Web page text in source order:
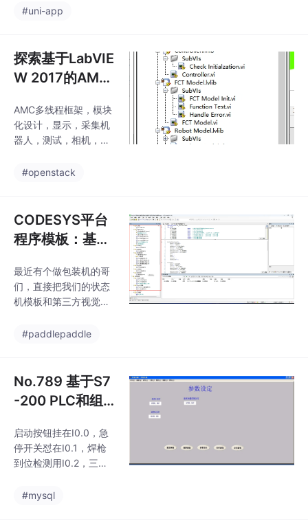
a...
实现实时监控管理。系
连接，具备设备管理、
数据采集、状态监控和I
O控制等核心功能。
#uni-app
探索基于LabVIE
W 2017的AMC
人项目
AMC多线程框架，模块
化设计，显示，采集机
器人，测试，相机，主
IEW源吗。版本是LabVI
基于LabVIEW 2017的
机器人项目，其中用到
了AMC多线程框架以及
念，今天就来和大家分
享分享。
#openstack
CODESYS平台
程序模板：基于
编程思路及自动
化常用功能库全
最近有个做包装机的哥
们，直接把我们的状态
机模板和第三方视觉库
前要两周的开发任务。
那些让人头大的状态转
换，变成了可视化的跳
转逻辑。工业自动化这
人头秃的瞬间：每次项
目都要重新造轮子，设
备联调时发现程序结构
代码就像在破译外星密
#paddlepaddle
No.789 基于S7
-200 PLC和组
器人控制系 带解
释的梯形图程
启动按钮挂在I0.0，急
停开关怼在I0.1，焊枪
到位检测用I0.2，三个
0.5。说到坑点，第一次
#mysql